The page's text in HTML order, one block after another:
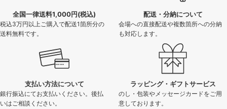
全国一律送料1,000円(税込)
税込3万円以上ご購入で配送1箇所分の
送料無料です。
配送・分納について
会場への直接配送や複数箇所への分納
も対応します。
支払い方法について
銀行振込にてお支払いください。後払
いはご相談ください。
ラッピング・ギフトサービス
のし・包装やメッセージカードをご用
意しております。